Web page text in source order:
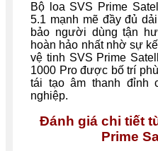
Bộ loa SVS Prime
5.1 mạnh mẽ đầy đủ
bảo người dùng tận
hoàn hảo nhất nhờ sự
vệ tinh SVS Prime
1000 Pro được bố trí
tái tạo âm thanh đỉnh
nghiệp.
Đánh giá chi tiết
Prime